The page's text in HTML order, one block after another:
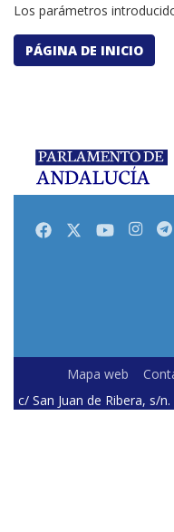
Los parámetros
PÁGINA DE INICIO
FacebookTwitterYoutube
Mapa web
c/ San Juan de Ribera, s/